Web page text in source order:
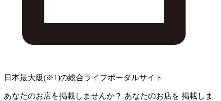
日本最大級(※1)の総合ライフポータルサイト
あなたのお店を掲載しませんか？ あなたのお店を 掲載しま